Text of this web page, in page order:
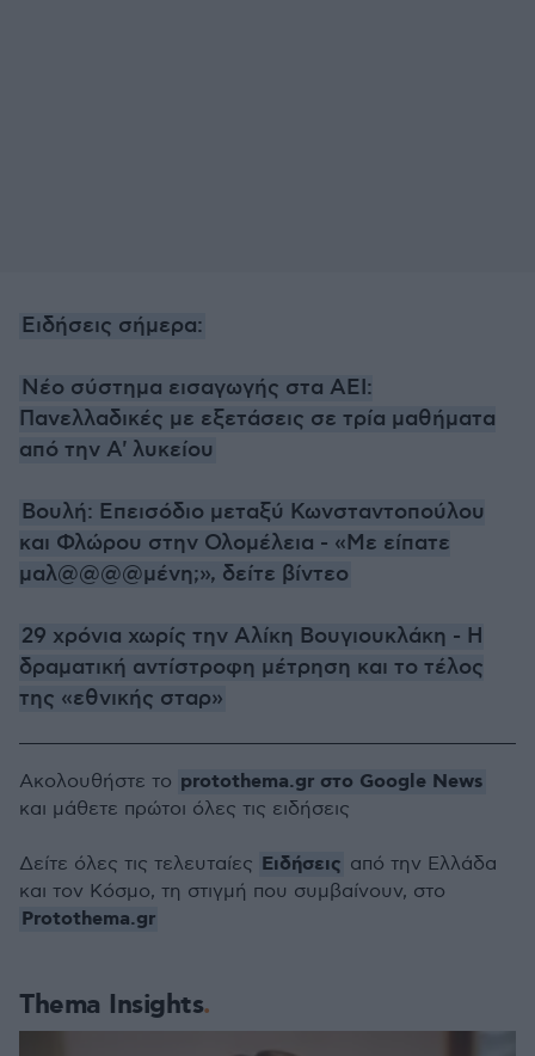
Ειδήσεις σήμερα:
Νέο σύστημα εισαγωγής στα ΑΕΙ:
Πανελλαδικές με εξετάσεις σε τρία μαθήματα
από την Α' λυκείου
Βουλή: Επεισόδιο μεταξύ Κωνσταντοπούλου
και Φλώρου στην Ολομέλεια - «Με είπατε
μαλ@@@@μένη;», δείτε βίντεο
29 χρόνια χωρίς την Αλίκη Βουγιουκλάκη - Η
δραματική αντίστροφη μέτρηση και το τέλος
της «εθνικής σταρ»
Thema Insights
Ακολουθήστε το protothema.gr στο Google News
και μάθετε πρώτοι όλες τις ειδήσεις
Δείτε όλες τις τελευταίες Ειδήσεις από την Ελλάδα
και τον Κόσμο, τη στιγμή που συμβαίνουν, στο
Protothema.gr